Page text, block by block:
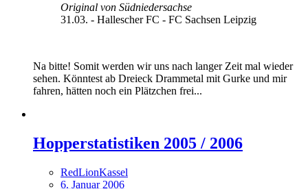
Original von Südniedersachse
31.03. - Hallescher FC - FC Sachsen Leipzig
Na bitte! Somit werden wir uns nach langer Zeit mal wieder
sehen. Könntest ab Dreieck Drammetal mit Gurke und mir
fahren, hätten noch ein Plätzchen frei...
Hopperstatistiken 2005 / 2006
RedLionKassel
6. Januar 2006